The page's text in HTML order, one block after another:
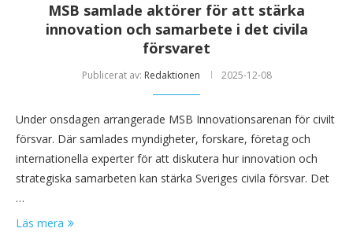
MSB samlade aktörer för att stärka
innovation och samarbete i det civila
försvaret
Publicerat av: Redaktionen 2025-12-08
Under onsdagen arrangerade MSB Innovationsarenan för civilt
försvar. Där samlades myndigheter, forskare, företag och
internationella experter för att diskutera hur innovation och
strategiska samarbeten kan stärka Sveriges civila försvar. Det
…
Läs mera